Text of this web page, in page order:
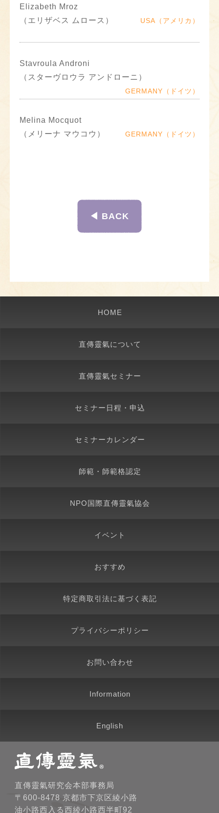
Elizabeth Mroz
（エリザベス ムロース）
USA（アメリカ）
Stavroula Androni
（スターヴロウラ アンドローニ）
GERMANY（ドイツ）
Melina Mocquot
（メリーナ マウコウ）
GERMANY（ドイツ）
◀︎ BACK
HOME
直傳靈氣について
直傳靈氣セミナー
セミナー日程・申込
セミナーカレンダー
師範・師範格認定
NPO国際直傳靈氣協会
イベント
おすすめ
特定商取引法に基づく表記
プライバシーポリシー
お問い合わせ
Information
English
直傳靈氣研究会本部事務局
〒600-8478 京都市下京区綾小路
油小路西入る西綾小路西半町92